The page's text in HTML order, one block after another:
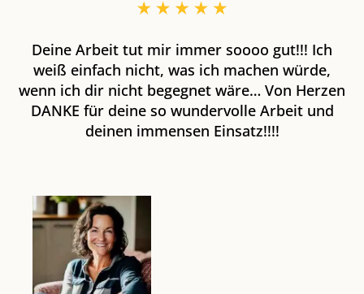
Deine Arbeit tut mir immer soooo gut!!! Ich
weiß einfach nicht, was ich machen würde,
wenn ich dir nicht begegnet wäre… Von Herzen
DANKE für deine so wundervolle Arbeit und
deinen immensen Einsatz!!!!